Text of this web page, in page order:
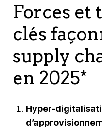
Forces et
clés
supply
en 2025*
Hyper-